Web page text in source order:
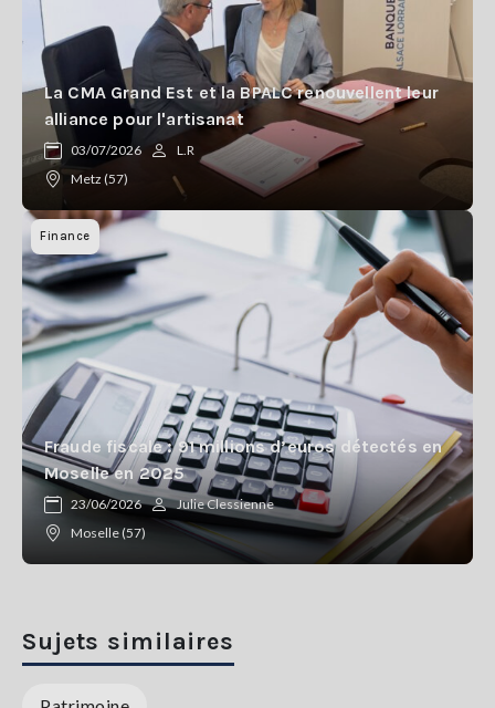
La CMA Grand Est et la BPALC renouvellent leur
alliance pour l'artisanat
03/07/2026
L.R
Metz (57)
Finance
Fraude fiscale : 91 millions d’euros détectés en
Moselle en 2025
23/06/2026
Julie Clessienne
Moselle (57)
Sujets similaires